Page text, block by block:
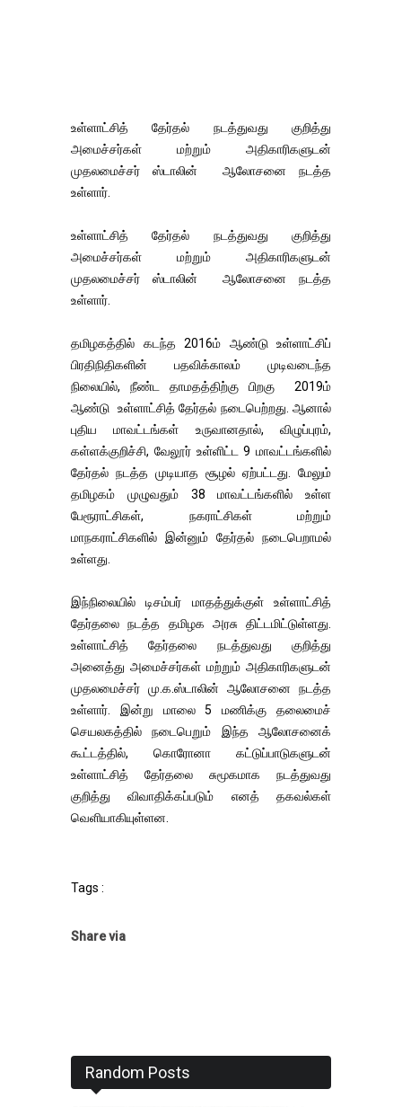
உள்ளாட்சித் தேர்தல் நடத்துவது குறித்து
அமைச்சர்கள் மற்றும் அதிகாரிகளுடன்
முதலமைச்சர் ஸ்டாலின் ஆலோசனை நடத்த
உள்ளார்.
உள்ளாட்சித் தேர்தல் நடத்துவது குறித்து
அமைச்சர்கள் மற்றும் அதிகாரிகளுடன்
முதலமைச்சர் ஸ்டாலின் ஆலோசனை நடத்த
உள்ளார்.
தமிழகத்தில் கடந்த 2016ம் ஆண்டு உள்ளாட்சிப்
பிரதிநிதிகளின் பதவிக்காலம் முடிவடைந்த
நிலையில், நீண்ட தாமதத்திற்கு பிறகு 2019ம்
ஆண்டு உள்ளாட்சித் தேர்தல் நடைபெற்றது. ஆனால்
புதிய மாவட்டங்கள் உருவானதால், விழுப்புரம்,
கள்ளக்குறிச்சி, வேலூர் உள்ளிட்ட 9 மாவட்டங்களில்
தேர்தல் நடத்த முடியாத சூழல் ஏற்பட்டது. மேலும்
தமிழகம் முழுவதும் 38 மாவட்டங்களில் உள்ள
பேரூராட்சிகள், நகராட்சிகள் மற்றும்
மாநகராட்சிகளில் இன்னும் தேர்தல் நடைபெறாமல்
உள்ளது.
இந்நிலையில் டிசம்பர் மாதத்துக்குள் உள்ளாட்சித்
தேர்தலை நடத்த தமிழக அரசு திட்டமிட்டுள்ளது.
உள்ளாட்சித் தேர்தலை நடத்துவது குறித்து
அனைத்து அமைச்சர்கள் மற்றும் அதிகாரிகளுடன்
முதலமைச்சர் மு.க.ஸ்டாலின் ஆலோசனை நடத்த
உள்ளார். இன்று மாலை 5 மணிக்கு தலைமைச்
செயலகத்தில் நடைபெறும் இந்த ஆலோசனைக்
கூட்டத்தில், கொரோனா கட்டுப்பாடுகளுடன்
உள்ளாட்சித் தேர்தலை சுமூகமாக நடத்துவது
குறித்து விவாதிக்கப்படும் எனத் தகவல்கள்
வெளியாகியுள்ளன.
Tags :
Share via
Random Posts